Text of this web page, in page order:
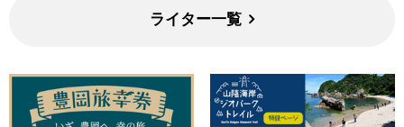
ライター一覧